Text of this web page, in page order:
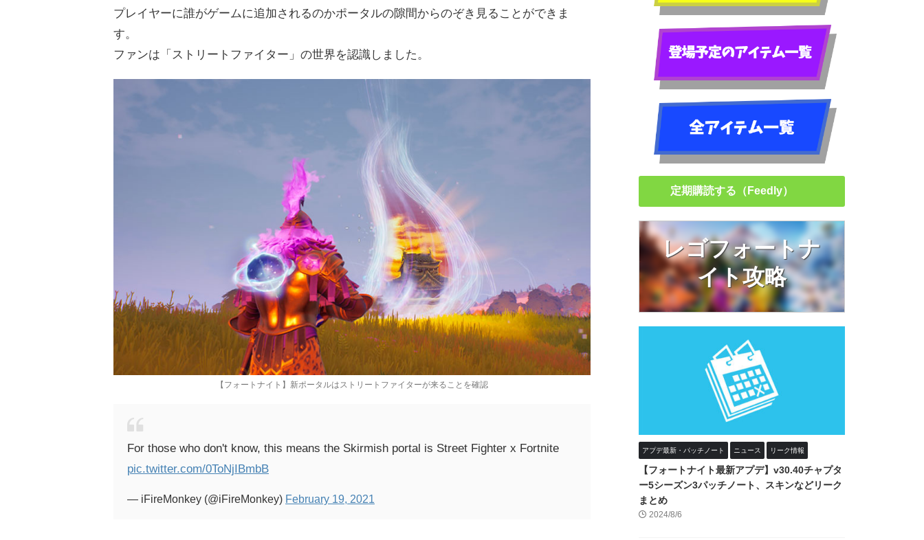
プレイヤーに誰がゲームに追加されるのかポータルの隙間からのぞき見ることができま
す。
ファンは「ストリートファイター」の世界を認識しました。
【フォートナイト】新ポータルはストリートファイターが来ることを確認
For those who don't know, this means the Skirmish portal is Street Fighter x Fortnite
pic.twitter.com/0ToNjIBmbB
— iFireMonkey (@iFireMonkey) February 19, 2021
定期購読する（Feedly）
レゴフォートナ
イト攻略
アプデ最新・パッチノート ニュース リーク情報
【フォートナイト最新アプデ】v30.40チャプタ
ー5シーズン3パッチノート、スキンなどリーク
まとめ
2024/8/6